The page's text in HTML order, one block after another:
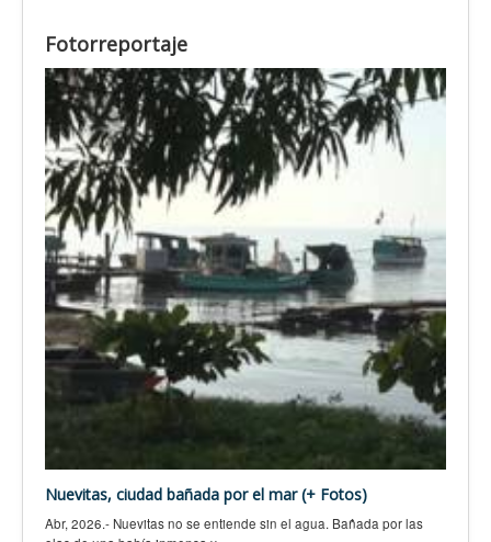
Fotorreportaje
Nuevitas, ciudad bañada por el mar (+ Fotos)
Abr, 2026.- Nuevitas no se entiende sin el agua. Bañada por las